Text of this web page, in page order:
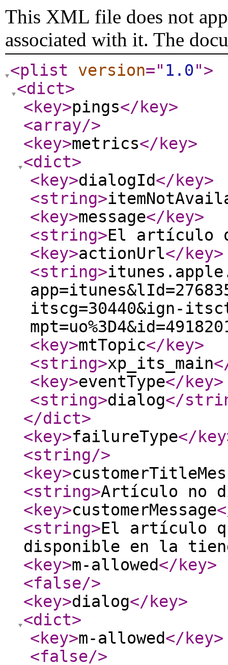
This XML file does not
associated with it. The
<plist version=" 1.0">
<dict>
<key>pings</key>
<array/>
<key>metrics</key>
<dict>
<key>dialogId</key>
<string>
<key>message</key>
<string>El artículo
<key>actionUrl</key>
<string>
itscg=30440&ign-
<key>mtTopic</key>
<string>xp_its_main
<key>eventType</key>
<string>dialog</
</dict>
<key>failureType</key
<string/>
<key>
<string>Artículo no
<key>customerMessage
<string>El artículo
disponible en la
<key>m-allowed</key>
<false/>
<key>dialog</key>
<dict>
<key>m-allowed</key>
<false/>